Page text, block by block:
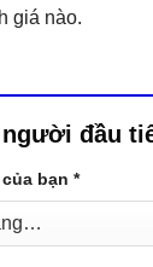
giá nào.
đầu
bạn *